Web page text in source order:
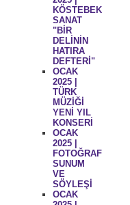
KÖSTEBEK
SANAT
"BİR
DELİNİN
HATIRA
DEFTERİ"
OCAK
2025 |
TÜRK
MÜZİĞİ
YENİ YIL
KONSERİ
OCAK
2025 |
FOTOĞRAF
SUNUM
VE
SÖYLEŞİ
OCAK